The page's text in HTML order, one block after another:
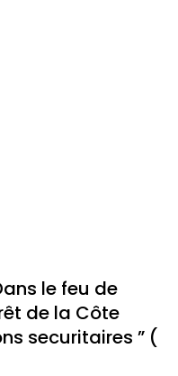
le feu de
de la Côte
securitaires ” (